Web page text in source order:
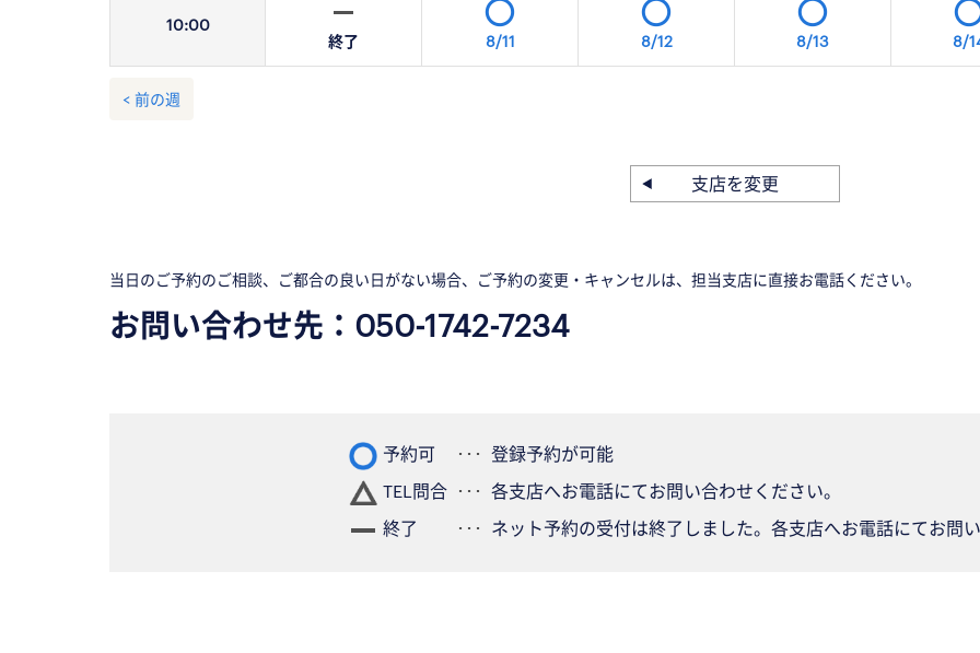
10:00
終了 8/11 8/12 8/13 8/
< 前の週
支店を変更
当日のご予約のご相談、ご都合の良い日がない場合、ご予約の変更・キャンセルは、担当支店に直接お電話ください。
お問い合わせ先： 050-1742-7234
予約可
登録予約が可能
TEL問合
各支店へお電話にてお問い合わせください。
終了
ネット予約の受付は終了しました。各支店へお電話にてお問い